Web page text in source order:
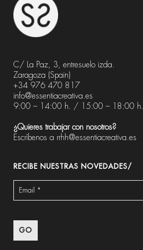
C/ La Paz, 3, entresuelo izda.
Zaragoza (Spain)
+34 976 470 817
info@essentiacreativa.es
9:00 – 14:00 h. / 15:00 – 18:00 h.
¿Quieres trabajar con nosotros?
Escríbenos a rrhh@essentiacreativa.es
RECIBE NUESTRAS NOVEDADES/